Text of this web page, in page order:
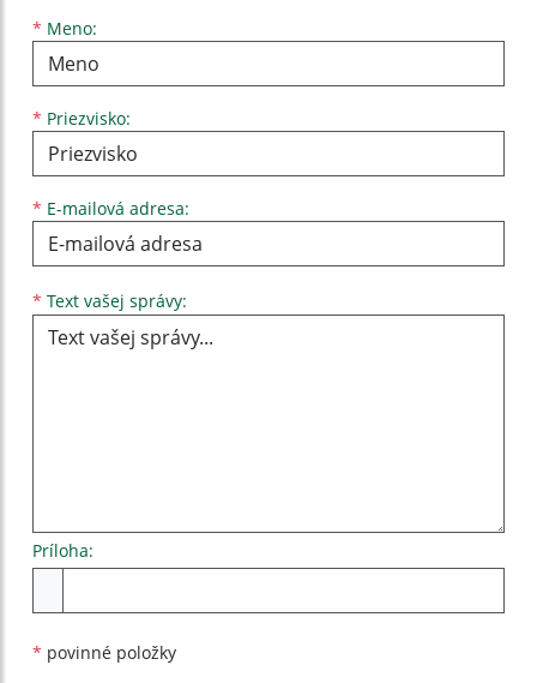
* Meno:
Meno
* Priezvisko:
Priezvisko
* E-mailová adresa:
E-mailová adresa
* Text vašej správy:
Príloha:
* povinné položky